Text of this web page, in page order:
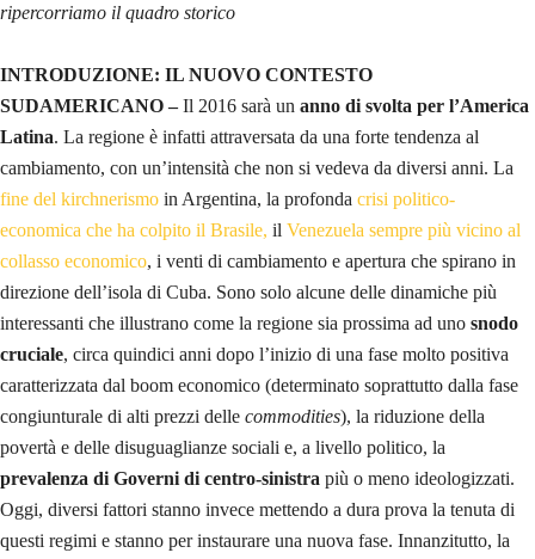
ripercorriamo il quadro storico
INTRODUZIONE: IL NUOVO CONTESTO
SUDAMERICANO –Il 2016 sarà un anno di svolta per l’America
Latina. La regione è infatti attraversata da una forte tendenza al
cambiamento, con un’intensità che non si vedeva da diversi anni. La
fine del kirchnerismo in Argentina, la profonda crisi politico-
economica che ha colpito il Brasile, il Venezuela sempre più vicino al
collasso economico, i venti di cambiamento e apertura che spirano in
direzione dell’isola di Cuba. Sono solo alcune delle dinamiche più
interessanti che illustrano come la regione sia prossima ad uno snodo
cruciale, circa quindici anni dopo l’inizio di una fase molto positiva
caratterizzata dal boom economico (determinato soprattutto dalla fase
congiunturale di alti prezzi delle commodities), la riduzione della
povertà e delle disuguaglianze sociali e, a livello politico, la
prevalenza di Governi di centro-sinistra più o meno ideologizzati.
Oggi, diversi fattori stanno invece mettendo a dura prova la tenuta di
questi regimi e stanno per instaurare una nuova fase. Innanzitutto, la